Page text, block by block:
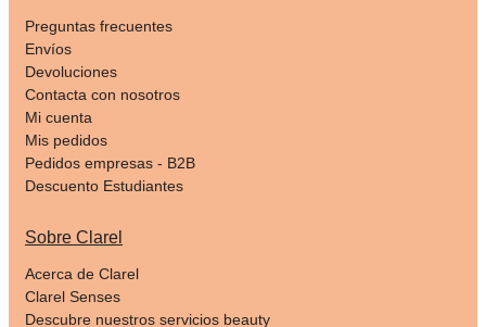
Preguntas frecuentes
Envíos
Devoluciones
Contacta con nosotros
Mi cuenta
Mis pedidos
Pedidos empresas - B2B
Descuento Estudiantes
Sobre Clarel
Acerca de Clarel
Clarel Senses
Descubre nuestros servicios beauty